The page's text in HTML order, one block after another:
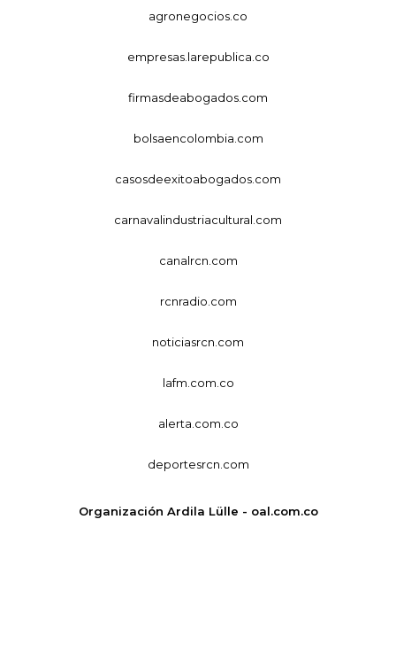
agronegocios.co
empresas.larepublica.co
firmasdeabogados.com
bolsaencolombia.com
casosdeexitoabogados.com
carnavalindustriacultural.com
canalrcn.com
rcnradio.com
noticiasrcn.com
lafm.com.co
alerta.com.co
deportesrcn.com
Organización Ardila Lülle - oal.com.co